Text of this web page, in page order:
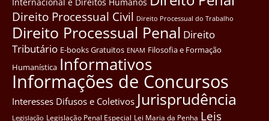
Direito Processual Civil Direito Processual do Trabalho
Direito Processual Penal Direito
Tributário E-books Gratuitos ENAM Filosofia e Formação
Humanística Informativos
Informações de Concursos
Interesses Difusos e Coletivos Jurisprudência
Legislação Legislação Penal Especial Lei Maria da Penha Leis